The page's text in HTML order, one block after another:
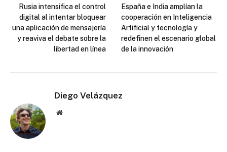
Rusia intensifica el control
digital al intentar bloquear
una aplicación de mensajería
y reaviva el debate sobre la
libertad en línea
España e India amplían la
cooperación en Inteligencia
Artificial y tecnología y
redefinen el escenario global
de la innovación
Diego Velázquez
Website